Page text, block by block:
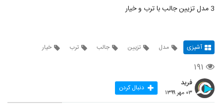
3 مدل تزیین جالب با ترب و خیار
آشپزی مدل تزیین جالب ترب خیار
۱۹۱
فرید
۰۳ مهر ۱۳۹۹ دنبال کردن